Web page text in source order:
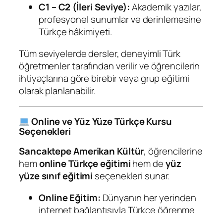
C1 – C2 (İleri Seviye):Akademik yazılar,
profesyonel sunumlar ve derinlemesine
Türkçe hâkimiyeti.
Tüm seviyelerde dersler, deneyimli Türk
öğretmenler tarafından verilir ve öğrencilerin
ihtiyaçlarına göre birebir veya grup eğitimi
olarak planlanabilir.
Online ve Yüz Yüze Türkçe Kursu
Seçenekleri
Sancaktepe Amerikan Kültür, öğrencilerine
hemonline Türkçe eğitimihem deyüz
yüze sınıf eğitimi seçenekleri sunar.
Online Eğitim: Dünyanın her yerinden
internet bağlantısıyla Türkçe öğrenme